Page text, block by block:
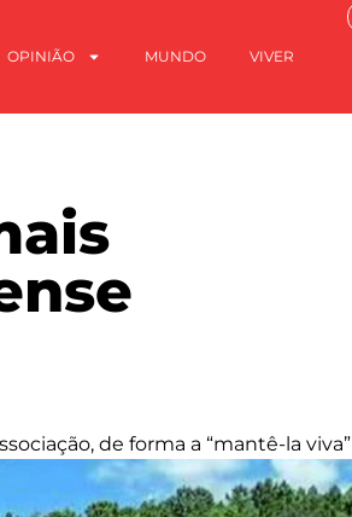
OPINIÃO MUNDO VIVER
de forma a “mantê-la viva”